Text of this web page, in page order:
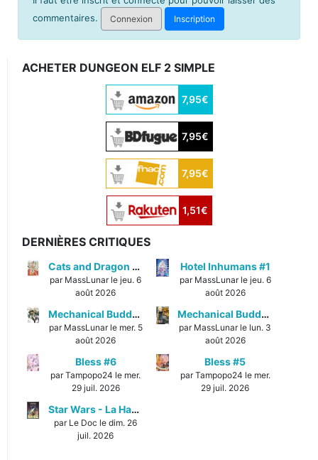
commentaires.
Connexion Inscription
ACHETER DUNGEON ELF 2 SIMPLE
7,95€
7,95€
7,95€
1,51€
DERNIÈRES CRITIQUES
Cats and Dragon #3
par MassLunar le jeu. 6
août 2026
Hotel Inhumans #1
par MassLunar le jeu. 6
août 2026
Mechanical Buddy Universe #1
par MassLunar le mer. 5
août 2026
Mechanical Buddy Universe #0
par MassLunar le lun. 3
août 2026
Bless #6
par Tampopo24 le mer.
29 juil. 2026
Bless #5
par Tampopo24 le mer.
29 juil. 2026
Star Wars - La Haute République - Un équilibre fragile
par Le Doc le dim. 26
juil. 2026